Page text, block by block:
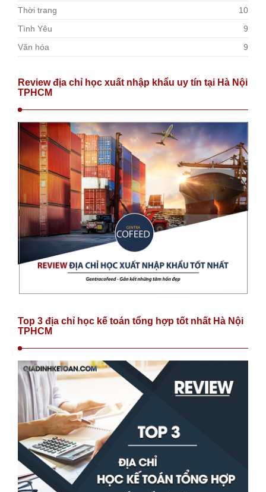
Thời trang
10
Tình Yêu
9
Văn hóa
9
Review địa chỉ học xuất nhập khẩu uy tín tại Hà Nội
TPHCM
Top 3 địa chỉ học kế toán tổng hợp tốt nhất Hà Nội
TPHCM